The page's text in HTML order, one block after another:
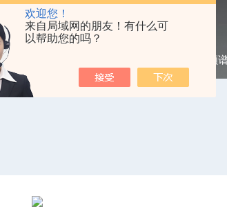
欢迎您！
来自局域网的朋友！有什么可
以帮助您的吗？
频